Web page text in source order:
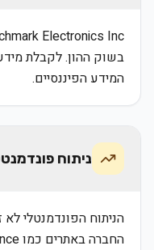
בשוק ההון. לקבלת
המידע הפיננסיים.
ניתוח
הניתוח הפונדמנטלי לא
החברה באתרים כמו Yahoo Finance או Seeking Alpha.